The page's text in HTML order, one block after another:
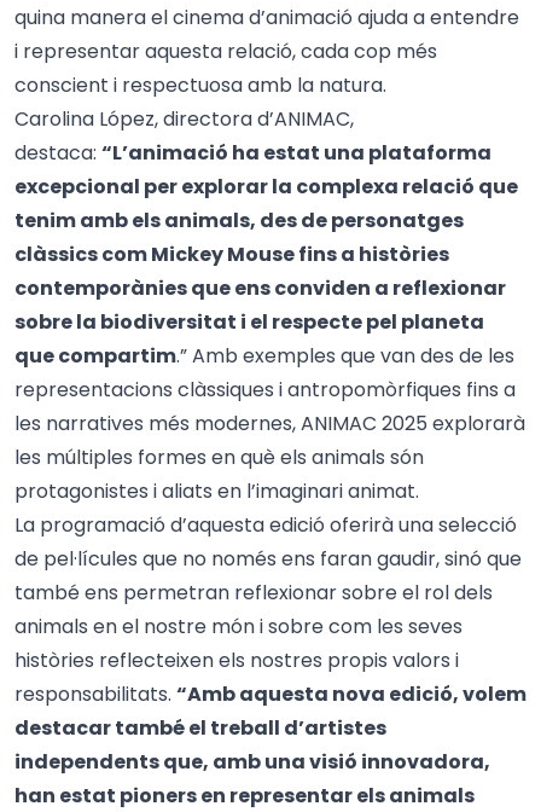
quina manera el cinema d’animació ajuda a entendre
i representar aquesta relació, cada cop més
conscient i respectuosa amb la natura.
Carolina López, directora d’ANIMAC,
destaca: “L’animació ha estat una plataforma
excepcional per explorar la complexa relació que
tenim amb els animals, des de personatges
clàssics com Mickey Mouse fins a històries
contemporànies que ens conviden a reflexionar
sobre la biodiversitat i el respecte pel planeta
que compartim.” Amb exemples que van des de les
representacions clàssiques i antropomòrfiques fins a
les narratives més modernes, ANIMAC 2025 explorarà
les múltiples formes en què els animals són
protagonistes i aliats en l’imaginari animat.
La programació d’aquesta edició oferirà una selecció
de pel·lícules que no només ens faran gaudir, sinó que
també ens permetran reflexionar sobre el rol dels
animals en el nostre món i sobre com les seves
històries reflecteixen els nostres propis valors i
responsabilitats. “Amb aquesta nova edició, volem
destacar també el treball d’artistes
independents que, amb una visió innovadora,
han estat pioners en representar els animals